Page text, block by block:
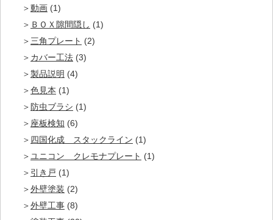
動画 (1)
ＢＯＸ隙間隠し (1)
三角プレート (2)
カバー工法 (3)
製品説明 (4)
色見本 (1)
防虫ブラシ (1)
座板検知 (6)
四国化成 スタックライン (1)
ユニコン クレモナプレート (1)
引き戸 (1)
外壁塗装 (2)
外壁工事 (8)